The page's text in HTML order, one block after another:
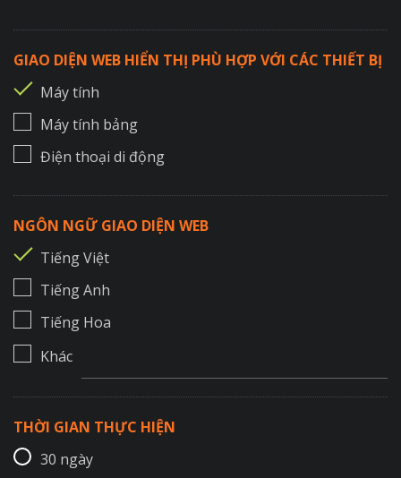
GIAO DIỆN WEB HIỂN THỊ PHÙ HỢP VỚI CÁC THIẾT BỊ
Máy tính
Máy tính bảng
Điện thoại di động
NGÔN NGỮ GIAO DIỆN WEB
Tiếng Việt
Tiếng Anh
Tiếng Hoa
Khác
THỜI GIAN THỰC HIỆN
30 ngày